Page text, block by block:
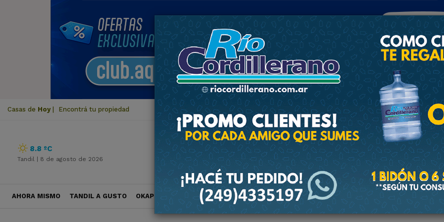
Casas de Hoy Encontrá tu propiedad
8.8 ºC
Tandil | 8 de agosto de 2026
AHORA MISMO TANDIL A GUSTO OKAPI VIAJES POLÍTICA POLICIALES DEPORTES SOCIEDAD NACIONALES